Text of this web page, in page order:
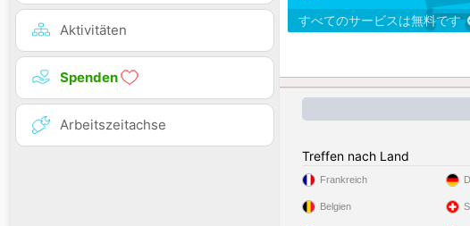
Aktivitäten
Spenden
Arbeitszeitachse
すべてのサービスは無料です
Treffen nach Land
Frankreich
Belgien